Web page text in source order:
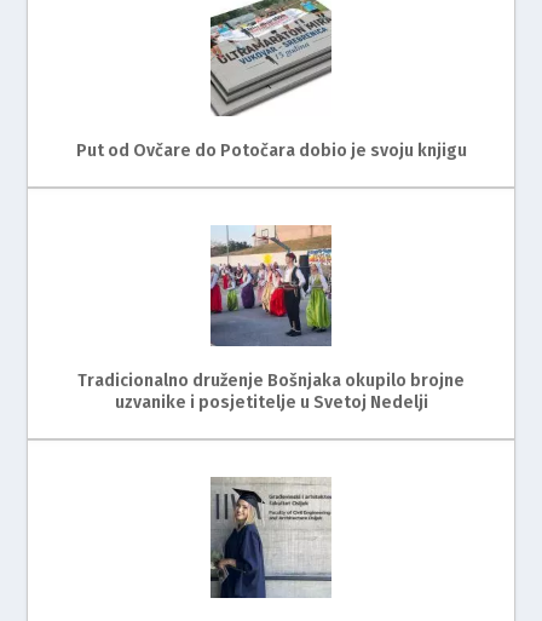
Put od Ovčare do Potočara dobio je svoju knjigu
Tradicionalno druženje Bošnjaka okupilo brojne
uzvanike i posjetitelje u Svetoj Nedelji